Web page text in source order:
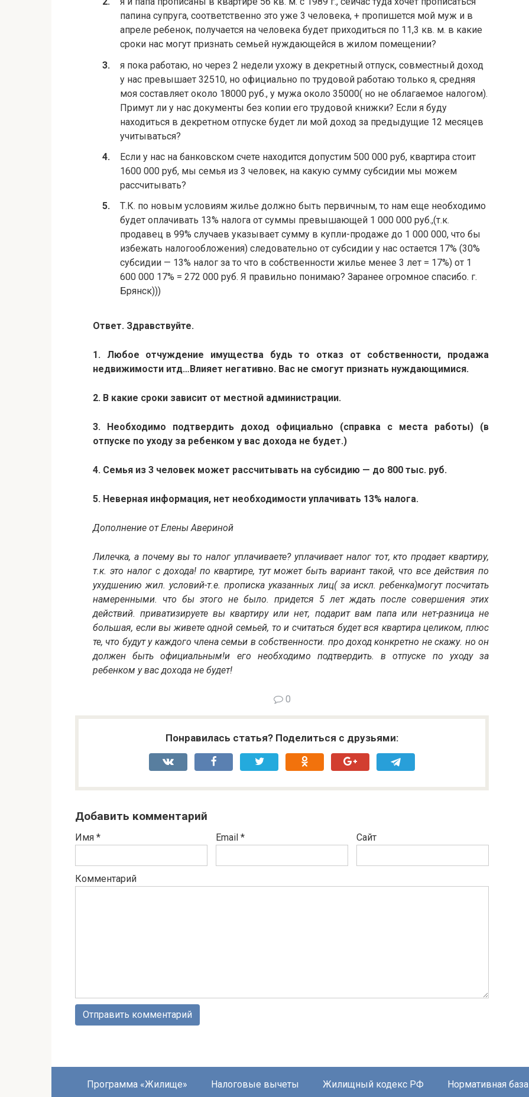
папина супруга, соответственно это уже 3 человека, + пропишется мой муж и в
апреле ребенок, получается на человека будет приходиться по 11,3 кв. м. в какие
сроки нас могут признать семьей нуждающейся в жилом помещении?
я пока работаю, но через 2 недели ухожу в декретный отпуск, совместный доход
у нас превышает 32510, но официально по трудовой работаю только я, средняя
моя составляет около 18000 руб., у мужа около 35000( но не облагаемое налогом).
Примут ли у нас документы без копии его трудовой книжки? Если я буду
находиться в декретном отпуске будет ли мой доход за предыдущие 12 месяцев
учитываться?
Если у нас на банковском счете находится допустим 500 000 руб, квартира стоит
1600 000 руб, мы семья из 3 человек, на какую сумму субсидии мы можем
рассчитывать?
Т.К. по новым условиям жилье должно быть первичным, то нам еще необходимо
будет оплачивать 13% налога от суммы превышающей 1 000 000 руб.,(т.к.
продавец в 99% случаев указывает сумму в купли-продаже до 1 000 000, что бы
избежать налогообложения) следовательно от субсидии у нас остается 17% (30%
субсидии — 13% налог за то что в собственности жилье менее 3 лет = 17%) от 1
600 000 17% = 272 000 руб. Я правильно понимаю? Заранее огромное спасибо. г.
Брянск)))
Ответ. Здравствуйте.
1. Любое отчуждение имущества будь то отказ от собственности, продажа
недвижимости итд…Влияет негативно. Вас не смогут признать нуждающимися.
2. В какие сроки зависит от местной администрации.
3. Необходимо подтвердить доход официально (справка с места работы) (в
отпуске по уходу за ребенком у вас дохода не будет.)
4. Семья из 3 человек может рассчитывать на субсидию — до 800 тыс. руб.
5. Неверная информация, нет необходимости уплачивать 13% налога.
Дополнение от Елены Авериной
Лилечка, а почему вы то налог уплачиваете? уплачивает налог тот, кто продает квартиру,
т.к. это налог с дохода! по квартире, тут может быть вариант такой, что все действия по
ухудшению жил. условий-т.е. прописка указанных лиц( за искл. ребенка)могут посчитать
намеренными. что бы этого не было. придется 5 лет ждать после совершения этих
действий. приватизируете вы квартиру или нет, подарит вам папа или нет-разница не
большая, если вы живете одной семьей, то и считаться будет вся квартира целиком, плюс
те, что будут у каждого члена семьи в собственности. про доход конкретно не скажу. но он
должен быть официальным!и его необходимо подтвердить. в отпуске по уходу за
ребенком у вас дохода не будет!
0
Понравилась статья? Поделиться с друзьями:
Добавить комментарий
Имя * Email * Сайт
Комментарий
Программа «Жилище» Налоговые вычеты Жилищный кодекс РФ Нормативная база